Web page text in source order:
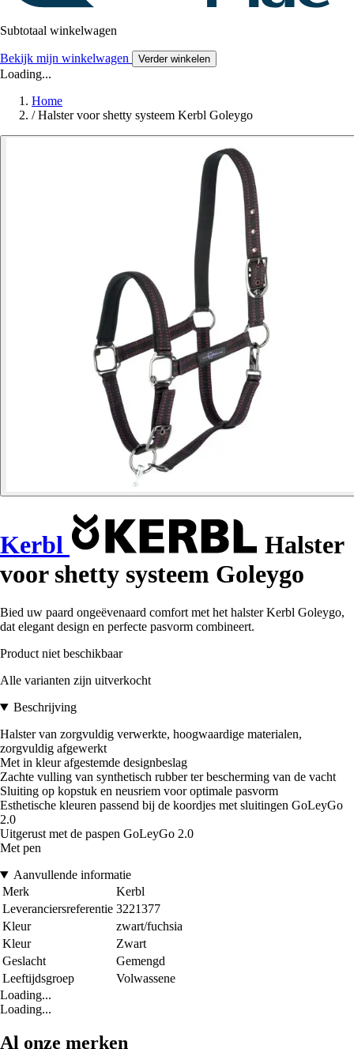
Subtotaal winkelwagen
Bekijk mijn winkelwagen Verder winkelen
Loading...
Home
/ Halster voor shetty systeem Kerbl Goleygo
Kerbl
Halster
voor shetty systeem Goleygo
Bied uw paard ongeëvenaard comfort met het halster Kerbl Goleygo,
dat elegant design en perfecte pasvorm combineert.
Product niet beschikbaar
Alle varianten zijn uitverkocht
Beschrijving
Halster van zorgvuldig verwerkte, hoogwaardige materialen,
zorgvuldig afgewerkt
Met in kleur afgestemde designbeslag
Zachte vulling van synthetisch rubber ter bescherming van de vacht
Sluiting op kopstuk en neusriem voor optimale pasvorm
Esthetische kleuren passend bij de koordjes met sluitingen GoLeyGo
2.0
Uitgerust met de paspen GoLeyGo 2.0
Met pen
Aanvullende informatie
Merk
Kerbl
Leveranciersreferentie 3221377
Kleur
zwart/fuchsia
Kleur
Zwart
Geslacht
Gemengd
Leeftijdsgroep
Volwassene
Loading...
Loading...
Al onze merken